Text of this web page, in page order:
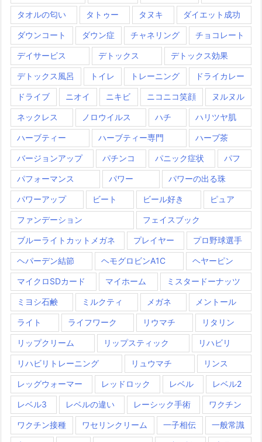
タオルの匂い タトゥー タヌキ ダイエット成功
ダウンコート ダウン症 チャネリング チョコレート
デイサービス デトックス デトックス効果
デトックス風呂 トイレ トレーニング ドライカレー
ドライブ ニオイ ニキビ ニコニコ笑顔 ヌルヌル
ネックレス ノロウイルス ハチ ハリツヤ肌
ハーブティー ハーブティー専門 ハーブ茶
バージョンアップ パチンコ パニック症状 パフ
パフォーマンス パワー パワーの出る珠
パワーアップ ビート ビール好き ピュア
ファンデーション フェイスブック
ブルーライトカットメガネ プレイヤー プロ野球選手
ヘパーデン結節 ヘモグロビンA1C ヘヤーピン
マイクロSDカード マイホーム ミスタードーナッツ
ミヨシ石鹸 ミルクティ メガネ メントール
ライト ライフワーク リウマチ リタリン
リップクリーム リップスティック リハビリ
リハビリトレーニング リュウマチ リンス
レッグウォーマー レッドロック レベル レベル2
レベル3 レベルの違い レーシック手術 ワクチン
ワクチン接種 ワセリンクリーム 一子相伝 一般常識